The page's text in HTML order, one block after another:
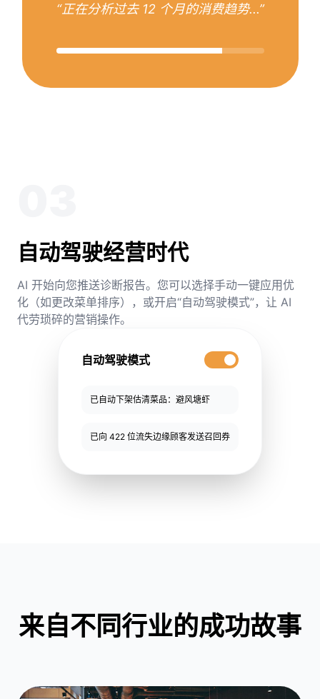
“正在分析过去 12 个月的消费趋势...”
自动驾驶经营时代
AI 开始向您推送诊断报告。您可以选择手动一键应用优
化（如更改菜单排序），或开启“自动驾驶模式”，让 AI
代劳琐碎的营销操作。
自动驾驶模式
已自动下架估清菜品：避风塘虾
已向 422 位流失边缘顾客发送召回券
来自不同行业的成功故事